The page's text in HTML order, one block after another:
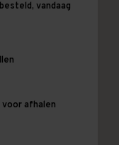
vandaag
voor afhalen